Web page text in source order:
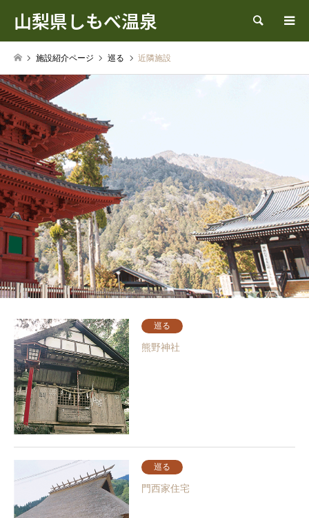
山梨県しもべ温泉 検索
施設紹介ページ 巡る 近隣施設
巡る
熊野神社
巡る
門西家住宅